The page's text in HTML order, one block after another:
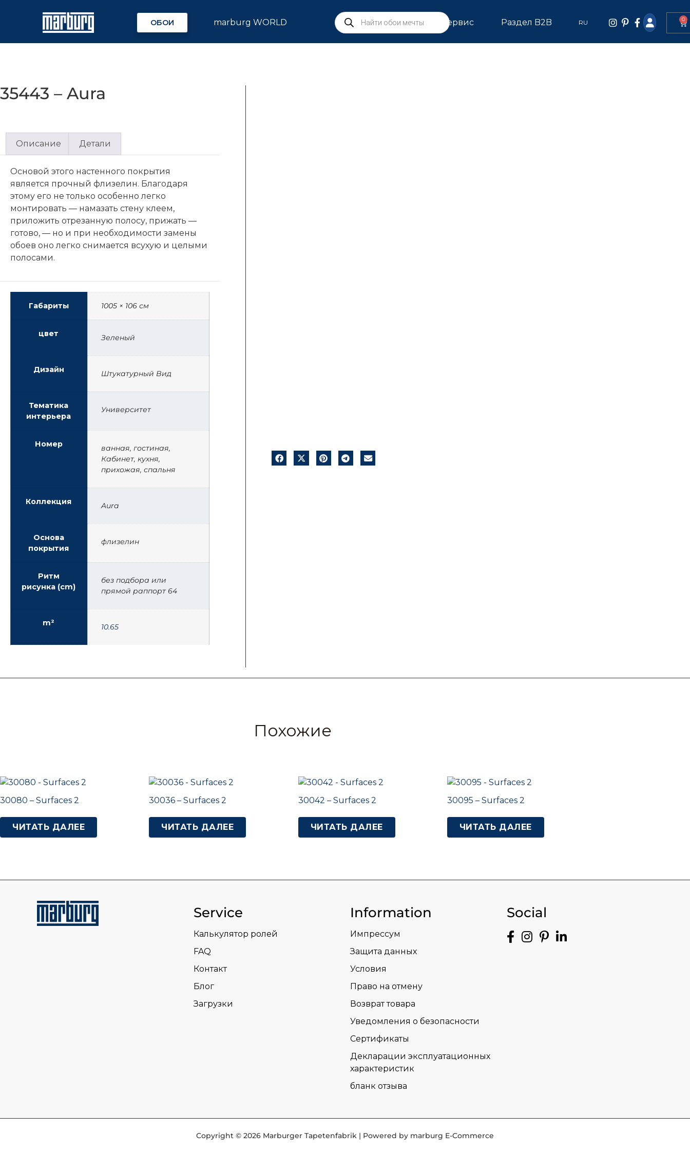
ОБОИ marburg WORLD Сервис Раздел B2B RU 0
35443 – Aura
Описание Детали
Основой этого настенного покрытия
является прочный флизелин. Благодаря
этому его не только особенно легко
монтировать — намазать стену клеем,
приложить отрезанную полосу, прижать —
готово, — но и при необходимости замены
обоев оно легко снимается всухую и целыми
полосами.
Габариты 1005 × 106 см
цвет Зеленый
Дизайн Штукатурный Вид
Тематика
интерьера
Университет
Номер
ванная, гостиная,
Кабинет, кухня,
прихожая, спальня
Коллекция Aura
Основа
покрытия
флизелин
Ритм
рисунка (cm)
без подбора или
прямой раппорт 64
m² 10.65
Похожие
30080 – Surfaces 2
ЧИТАТЬ ДАЛЕЕ
30036 – Surfaces 2
ЧИТАТЬ ДАЛЕЕ
30042 – Surfaces 2
ЧИТАТЬ ДАЛЕЕ
30095 – Surfaces 2
ЧИТАТЬ ДАЛЕЕ
Service
Калькулятор ролей
FAQ
Контакт
Блог
Загрузки
Information
Импрессум
Защита данных
Условия
Право на отмену
Возврат товара
Уведомления о безопасности
Сертификаты
Декларации эксплуатационных
характеристик
бланк отзыва
Social
Copyright © 2026 Marburger Tapetenfabrik | Powered by marburg E-Commerce